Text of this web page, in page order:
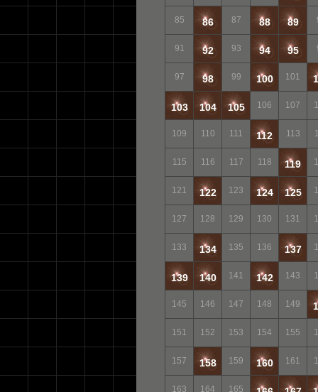
85 86 87 88 89
91 92 93 94 95
97 98 99 100 101
103 104 105 106 107
109 110 111 112 113
115 116 117 118 119
121 122 123 124 125
127 128 129 130 131
133 134 135 136 137
139 140 141 142 143
145 146 147 148 149
151 152 153 154 155
157 158 159 160 161
163 164 165